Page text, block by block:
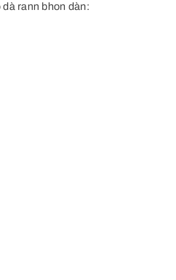
rann bhon dàn: